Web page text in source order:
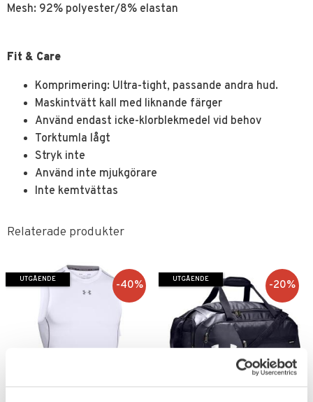
Mesh: 92% polyester/8% elastan
Fit & Care
Komprimering: Ultra-tight, passande andra hud.
Maskintvätt kall med liknande färger
Använd endast icke-klorblekmedel vid behov
Torktumla lågt
Stryk inte
Använd inte mjukgörare
Inte kemtvättas
Relaterade produkter
40%
UTGÅENDE 20%
UTGÅENDE